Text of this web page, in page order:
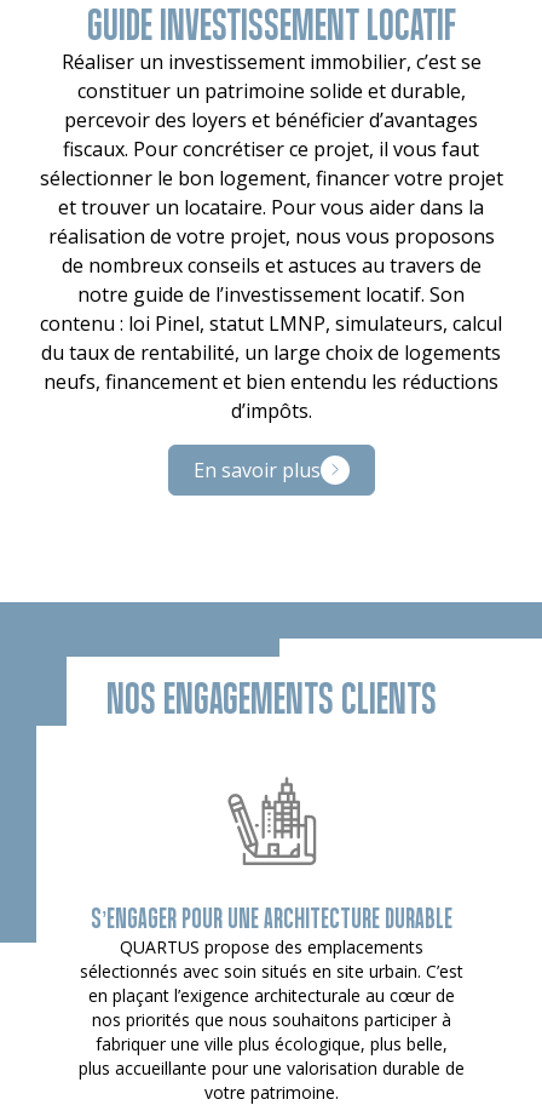
GUIDE INVESTISSEMENT LOCATIF
Réaliser un investissement immobilier, c’est se
constituer un patrimoine solide et durable,
percevoir des loyers et bénéficier d’avantages
fiscaux. Pour concrétiser ce projet, il vous faut
sélectionner le bon logement, financer votre projet
et trouver un locataire. Pour vous aider dans la
réalisation de votre projet, nous vous proposons
de nombreux conseils et astuces au travers de
notre guide de l’investissement locatif. Son
contenu : loi Pinel, statut LMNP, simulateurs, calcul
du taux de rentabilité, un large choix de logements
neufs, financement et bien entendu les réductions
d’impôts.
En savoir plus
NOS ENGAGEMENTS CLIENTS
S’ENGAGER POUR UNE ARCHITECTURE DURABLE
QUARTUS propose des emplacements
sélectionnés avec soin situés en site urbain. C’est
en plaçant l’exigence architecturale au cœur de
nos priorités que nous souhaitons participer à
fabriquer une ville plus écologique, plus belle,
plus accueillante pour une valorisation durable de
votre patrimoine.